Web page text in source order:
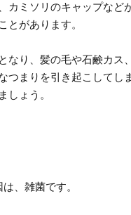
カミソリのキャップなど
とがあります。
なり、髪の毛や石鹸カス
つまりを引き起こしてし
しょう。
、雑菌です。